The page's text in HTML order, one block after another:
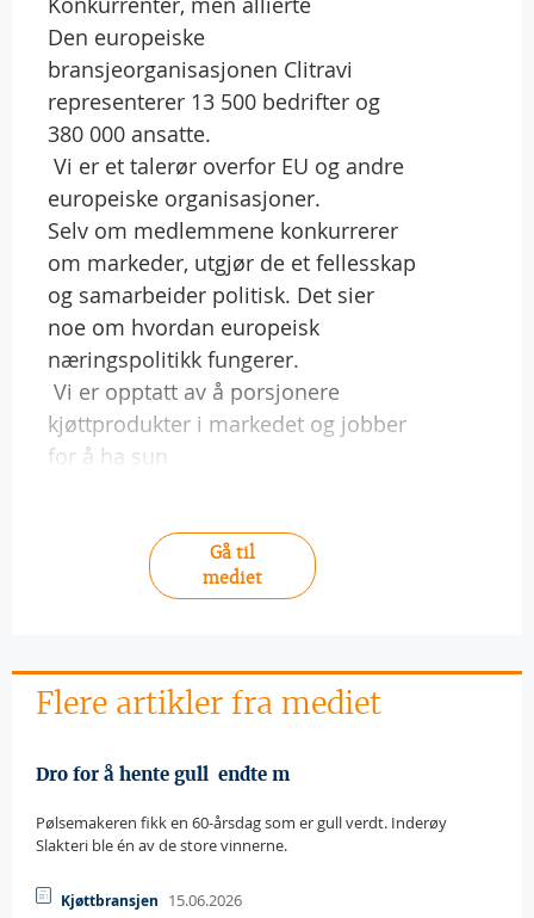
Den europeiske
bransjeorganisasjonen Clitravi
representerer 13 500 bedrifter og
380 000 ansatte.
 Vi er et talerør overfor EU og andre
europeiske organisasjoner.
Selv om medlemmene konkurrerer
om markeder, utgjør de et fellesskap
og samarbeider politisk. Det sier
noe om hvordan europeisk
næringspolitikk fungerer.
 Vi er opptatt av å porsjonere
kjøttprodukter i markedet og jobber
for å ha sun
Gå til
mediet
Flere artikler fra mediet
Dro for å hente gull  endte m
Pølsemakeren fikk en 60-årsdag som er gull verdt. Inderøy
Slakteri ble én av de store vinnerne.
Kjøttbransjen 15.06.2026